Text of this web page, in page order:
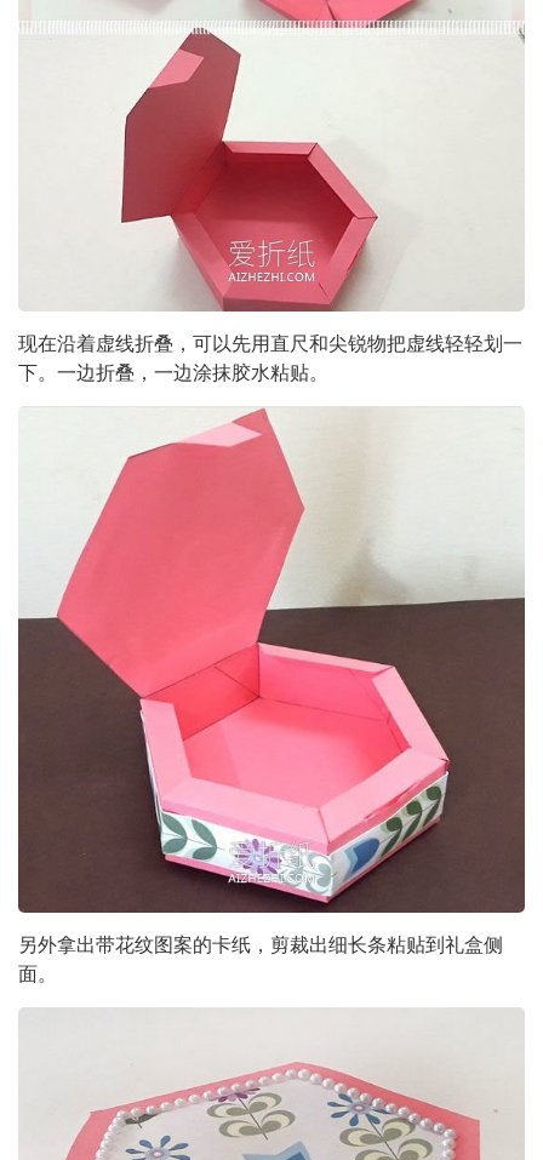
现在沿着虚线折叠，可以先用直尺和尖锐物把虚线轻轻划一
下。一边折叠，一边涂抹胶水粘贴。
另外拿出带花纹图案的卡纸，剪裁出细长条粘贴到礼盒侧
面。